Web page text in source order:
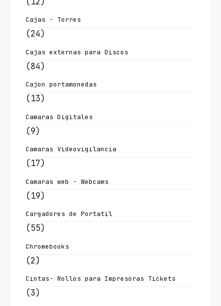
Cajas - Torres
(24)
Cajas externas para Discos
(84)
Cajon portamonedas
(13)
Camaras Digitales
(9)
Camaras Videovigilancia
(17)
Camaras web - Webcams
(19)
Cargadores de Portatil
(55)
Chromebooks
(2)
Cintas- Rollos para Impresoras Tickets
(3)